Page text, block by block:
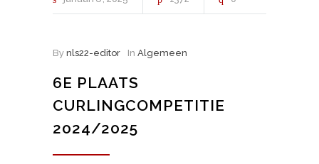
By nls22-editor In Algemeen
6E PLAATS
CURLINGCOMPETITIE
2024/2025